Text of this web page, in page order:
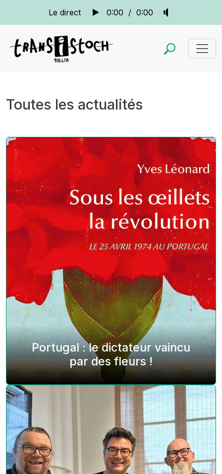
Le direct 0:00 / 0:00
Toutes les actualités
Portugal : le dictateur vaincu
par des fleurs !